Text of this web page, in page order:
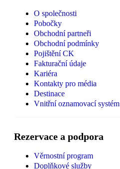
O společnosti
Pobočky
Obchodní partneři
Obchodní podmínky
Pojištění CK
Fakturační údaje
Kariéra
Kontakty pro média
Destinace
Vnitřní oznamovací systém
Rezervace a podpora
Věrnostní program
Doplňkové služby